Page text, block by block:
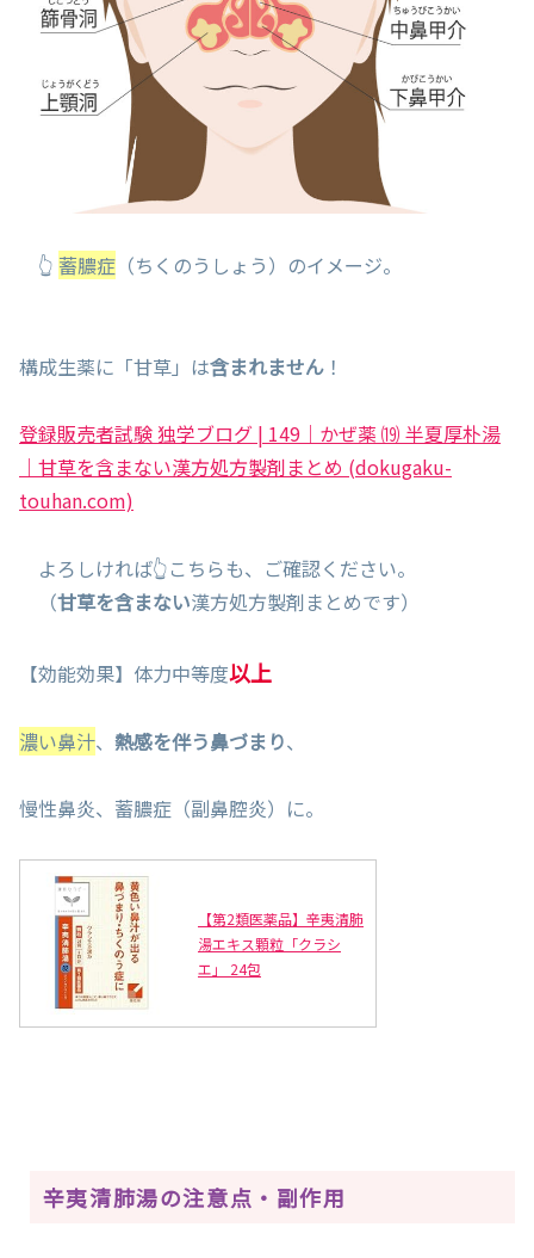
👆 蓄膿症 （ちくのうしょう）のイメージ。
構成生薬に「甘草」は含まれません ！
登録販売者試験 独学ブログ | 149｜かぜ薬 ⒆ 半夏厚朴湯
｜甘草を含まない漢方処方製剤まとめ (dokugaku-
touhan.com)
よろしければ👆こちらも、ご確認ください。
（甘草を含まない漢方処方製剤まとめです）
【効能効果】体力中等度以上
濃い鼻汁、 熱感を伴う鼻づまり、
慢性鼻炎、蓄膿症（副鼻腔炎）に。
【第2類医薬品】辛夷清肺
湯エキス顆粒「クラシ
エ」 24包
辛夷清肺湯の注意点・副作用